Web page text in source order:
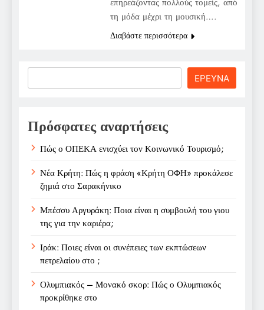
τη μόδα μέχρι τη μουσική….
Διαβάστε περισσότερα
ΕΡΕΥΝΑ
Πρόσφατες αναρτήσεις
Πώς ο ΟΠΕΚΑ ενισχύει τον Κοινωνικό Τουρισμό;
Νέα Κρήτη: Πώς η φράση «Κρήτη ΟΦΗ» προκάλεσε
ζημιά στο Σαρακήνικο
Μπέσσυ Αργυράκη: Ποια είναι η συμβουλή του γιου
της για την καριέρα;
Ιράκ: Ποιες είναι οι συνέπειες των εκπτώσεων
πετρελαίου στο ;
Ολυμπιακός – Μονακό σκορ: Πώς ο Ολυμπιακός
προκρίθηκε στο